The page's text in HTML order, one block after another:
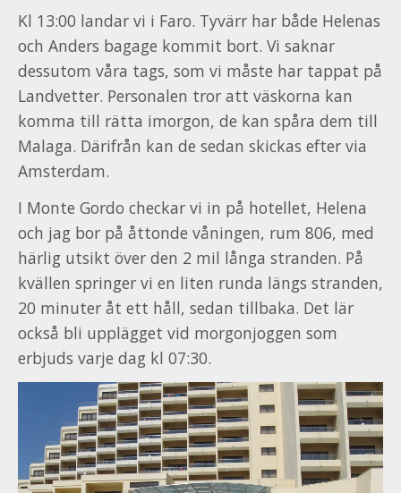
Kl 13:00 landar vi i Faro. Tyvärr har både Helenas
och Anders bagage kommit bort. Vi saknar
dessutom våra tags, som vi måste har tappat på
Landvetter. Personalen tror att väskorna kan
komma till rätta imorgon, de kan spåra dem till
Malaga. Därifrån kan de sedan skickas efter via
Amsterdam.
I Monte Gordo checkar vi in på hotellet, Helena
och jag bor på åttonde våningen, rum 806, med
härlig utsikt över den 2 mil långa stranden. På
kvällen springer vi en liten runda längs stranden,
20 minuter åt ett håll, sedan tillbaka. Det lär
också bli upplägget vid morgonjoggen som
erbjuds varje dag kl 07:30.